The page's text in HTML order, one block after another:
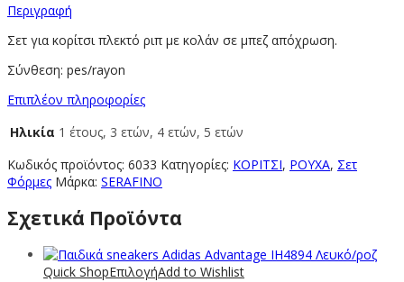
Περιγραφή
Σετ για κορίτσι πλεκτό ριπ με κολάν σε μπεζ απόχρωση.
Σύνθεση: pes/rayon
Επιπλέον πληροφορίες
Ηλικία 1 έτους, 3 ετών, 4 ετών, 5 ετών
Κωδικός προϊόντος: 6033 Κατηγορίες: ΚΟΡΙΤΣΙ, ΡΟΥΧΑ, Σετ
Φόρμες Μάρκα: SERAFINO
Σχετικά Προϊόντα
Quick ShopΕπιλογήAdd to Wishlist